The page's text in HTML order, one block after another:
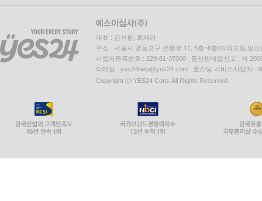
대표 : 김석환, 최세라
주소 : 서울시 영등포구 은행로 11, 5층~6층(여의도동,일신
사업자등록번호 : 229-81-37000 통신판매업신고 : 제
이메일 : yes24help@yes24.com 호스팅 서비스사업자 :
Copyright ⓒ YES24 Corp. All Rights Reserved.